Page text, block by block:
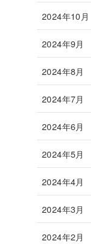
2024年10月
2024年9月
2024年8月
2024年7月
2024年6月
2024年5月
2024年4月
2024年3月
2024年2月